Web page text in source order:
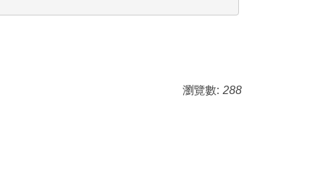
瀏覽數: 288